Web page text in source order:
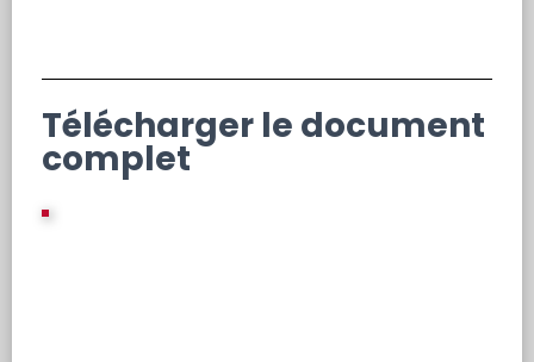
Télécharger le document
complet